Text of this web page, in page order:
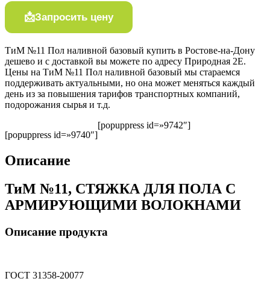
Запросить цену
ТиМ №11 Пол наливной базовый купить в Ростове-на-Дону
дешево и с доставкой вы можете по адресу Природная 2Е.
Цены на ТиМ №11 Пол наливной базовый мы стараемся
поддерживать актуальными, но она может меняться каждый
день из за повышения тарифов транспортных компаний,
подорожания сырья и т.д.
[popuppress id=»9740″]
[popuppress id=»9742″]
Описание
ТиМ №11, СТЯЖКА ДЛЯ ПОЛА С
АРМИРУЮЩИМИ ВОЛОКНАМИ
Описание продукта
ГОСТ 31358-20077